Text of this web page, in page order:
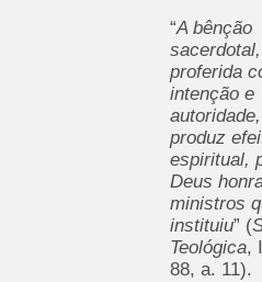
“A bênção
sacerdotal,
proferida
intenção e
autoridade,
produz
espiritual,
Deus
ministros
instituiu” (
Teológica,
88, a. 11).